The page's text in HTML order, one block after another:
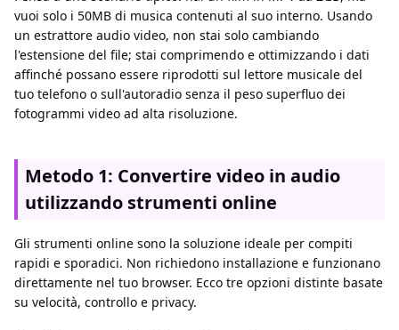
vuoi solo i 50MB di musica contenuti al suo interno. Usando
un estrattore audio video, non stai solo cambiando
l'estensione del file; stai comprimendo e ottimizzando i dati
affinché possano essere riprodotti sul lettore musicale del
tuo telefono o sull'autoradio senza il peso superfluo dei
fotogrammi video ad alta risoluzione.
Metodo 1: Convertire video in audio
utilizzando strumenti online
Gli strumenti online sono la soluzione ideale per compiti
rapidi e sporadici. Non richiedono installazione e funzionano
direttamente nel tuo browser. Ecco tre opzioni distinte basate
su velocità, controllo e privacy.